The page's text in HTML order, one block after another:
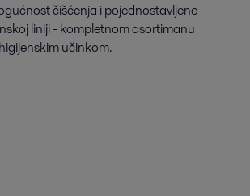
čišćenja i pojednostavljeno
liniji - kompletnom asortimanu
učinkom.